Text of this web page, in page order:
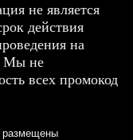
не является
действия
на
Мы не
всех промокод
размещены